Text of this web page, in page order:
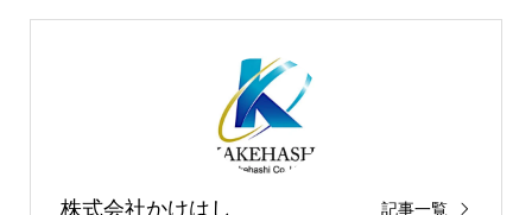
株式会社かけはし 記事一覧